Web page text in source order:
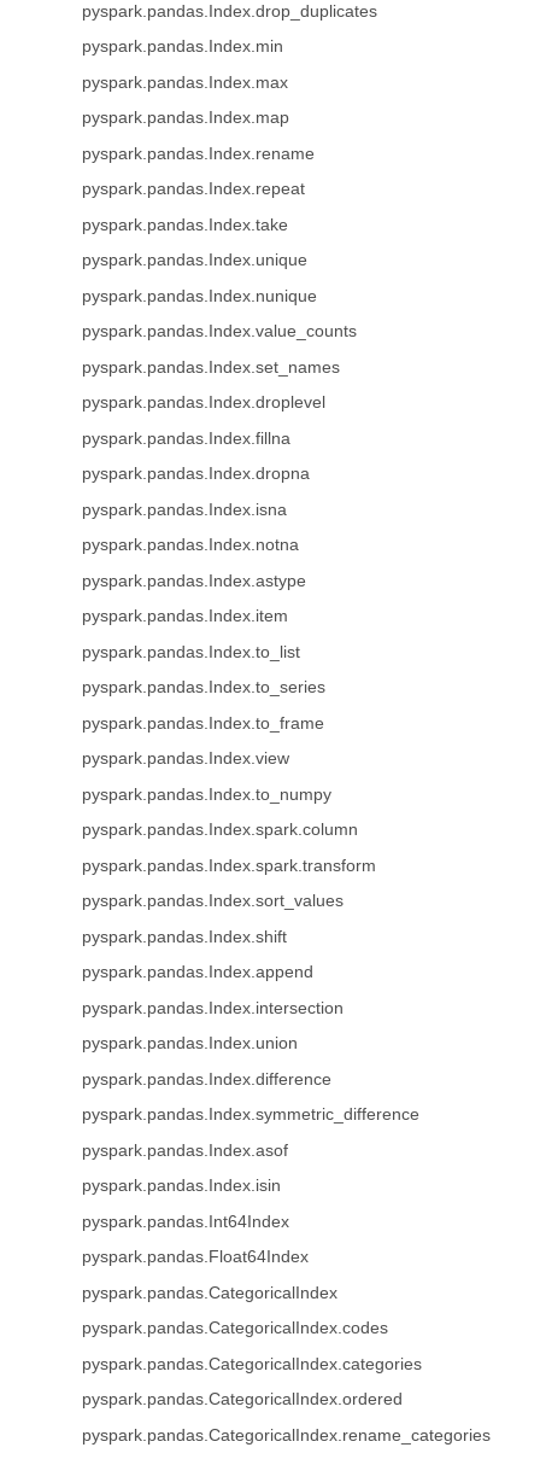
pyspark.pandas.Index.drop_duplicates
pyspark.pandas.Index.min
pyspark.pandas.Index.max
pyspark.pandas.Index.map
pyspark.pandas.Index.rename
pyspark.pandas.Index.repeat
pyspark.pandas.Index.take
pyspark.pandas.Index.unique
pyspark.pandas.Index.nunique
pyspark.pandas.Index.value_counts
pyspark.pandas.Index.set_names
pyspark.pandas.Index.droplevel
pyspark.pandas.Index.fillna
pyspark.pandas.Index.dropna
pyspark.pandas.Index.isna
pyspark.pandas.Index.notna
pyspark.pandas.Index.astype
pyspark.pandas.Index.item
pyspark.pandas.Index.to_list
pyspark.pandas.Index.to_series
pyspark.pandas.Index.to_frame
pyspark.pandas.Index.view
pyspark.pandas.Index.to_numpy
pyspark.pandas.Index.spark.column
pyspark.pandas.Index.spark.transform
pyspark.pandas.Index.sort_values
pyspark.pandas.Index.shift
pyspark.pandas.Index.append
pyspark.pandas.Index.intersection
pyspark.pandas.Index.union
pyspark.pandas.Index.difference
pyspark.pandas.Index.symmetric_difference
pyspark.pandas.Index.asof
pyspark.pandas.Index.isin
pyspark.pandas.Int64Index
pyspark.pandas.Float64Index
pyspark.pandas.CategoricalIndex
pyspark.pandas.CategoricalIndex.codes
pyspark.pandas.CategoricalIndex.categories
pyspark.pandas.CategoricalIndex.ordered
pyspark.pandas.CategoricalIndex.rename_categories